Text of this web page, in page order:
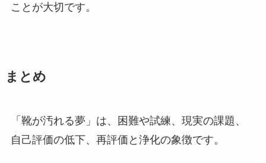
ことが大切です。
まとめ
「靴が汚れる夢」は、困難や試練、現実の課題、
自己評価の低下、再評価と浄化の象徴です。